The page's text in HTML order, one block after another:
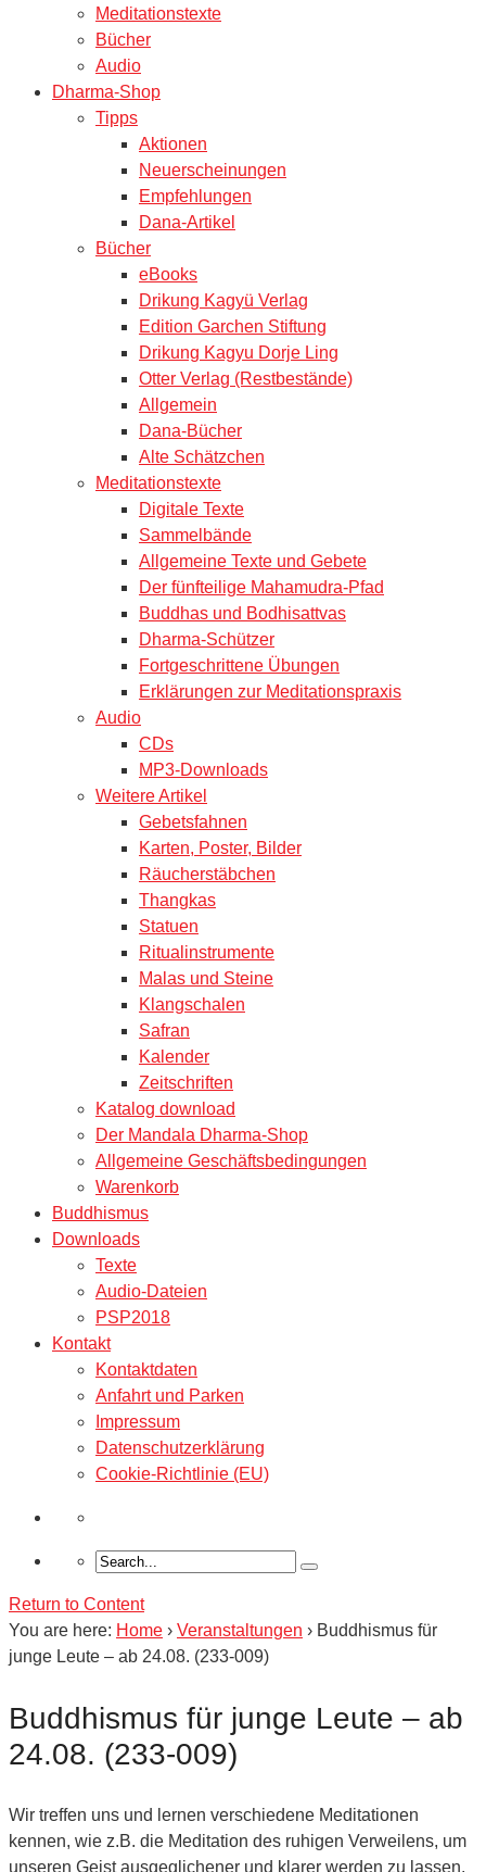
Meditationstexte
Bücher
Audio
Dharma-Shop
Tipps
Aktionen
Neuerscheinungen
Empfehlungen
Dana-Artikel
Bücher
eBooks
Drikung Kagyü Verlag
Edition Garchen Stiftung
Drikung Kagyu Dorje Ling
Otter Verlag (Restbestände)
Allgemein
Dana-Bücher
Alte Schätzchen
Meditationstexte
Digitale Texte
Sammelbände
Allgemeine Texte und Gebete
Der fünfteilige Mahamudra-Pfad
Buddhas und Bodhisattvas
Dharma-Schützer
Fortgeschrittene Übungen
Erklärungen zur Meditationspraxis
Audio
CDs
MP3-Downloads
Weitere Artikel
Gebetsfahnen
Karten, Poster, Bilder
Räucherstäbchen
Thangkas
Statuen
Ritualinstrumente
Malas und Steine
Klangschalen
Safran
Kalender
Zeitschriften
Katalog download
Der Mandala Dharma-Shop
Allgemeine Geschäftsbedingungen
Warenkorb
Buddhismus
Downloads
Texte
Audio-Dateien
PSP2018
Kontakt
Kontaktdaten
Anfahrt und Parken
Impressum
Datenschutzerklärung
Cookie-Richtlinie (EU)
Return to Content
You are here: Home › Veranstaltungen › Buddhismus für
junge Leute – ab 24.08. (233-009)
Buddhismus für junge Leute – ab
24.08. (233-009)
Wir treffen uns und lernen verschiedene Meditationen
kennen, wie z.B. die Meditation des ruhigen Verweilens, um
unseren Geist ausgeglichener und klarer werden zu lassen.